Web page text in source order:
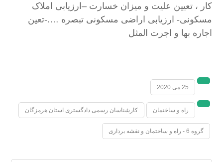
كار ، تعيين عليت و ميزان خسارت –ارزیابی املاک
مسکونی- ارزیابی اراضی مسکونی تبصره ….-تعین
اجاره بها و اجرت المثل
25 می 2020
راه و ساختمان کارشناسان رسمی دادگستری استان هرمزگان
گروه 6 - راه و ساختمان و نقشه برداری